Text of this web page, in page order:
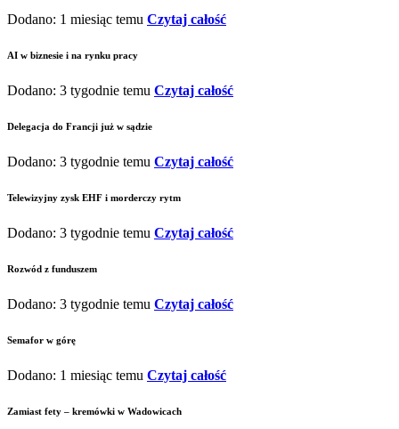
Dodano: 1 miesiąc temu Czytaj całość
AI w biznesie i na rynku pracy
Dodano: 3 tygodnie temu Czytaj całość
Delegacja do Francji już w sądzie
Dodano: 3 tygodnie temu Czytaj całość
Telewizyjny zysk EHF i morderczy rytm
Dodano: 3 tygodnie temu Czytaj całość
Rozwód z funduszem
Dodano: 3 tygodnie temu Czytaj całość
Semafor w górę
Dodano: 1 miesiąc temu Czytaj całość
Zamiast fety – kremówki w Wadowicach